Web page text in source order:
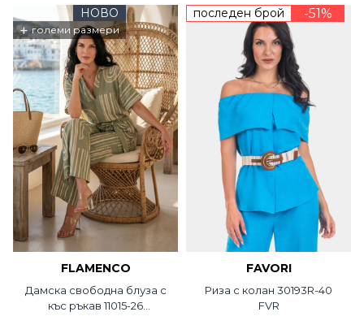
НОВО
+ големи размери
FLAMENCO
Дамска свободна блуза с
къс ръкав 11015-26
последен брой -51%
FAVORI
Риза с колан 30193R-40
FVR